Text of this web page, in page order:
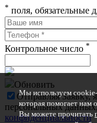
* поля, обязательные
Контрольное число *
Обновить
Отправляя Заявку,
персональных
конфиденциальности
Мы используем
которая помогает нам
Вы можете прочитать